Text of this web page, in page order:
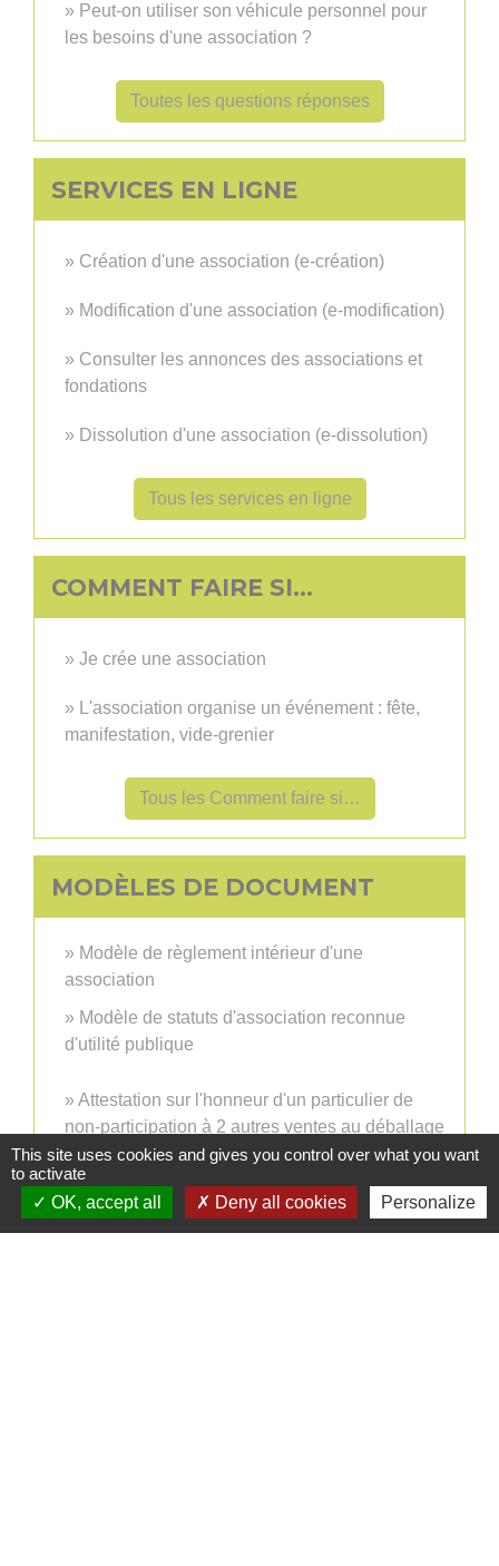
Peut-on utiliser son véhicule personnel pour
les besoins d'une association ?
Toutes les questions réponses
SERVICES EN LIGNE
Création d'une association (e-création)
Modification d'une association (e-modification)
Consulter les annonces des associations et
fondations
Dissolution d'une association (e-dissolution)
Tous les services en ligne
COMMENT FAIRE SI…
Je crée une association
L'association organise un événement : fête,
manifestation, vide-grenier
Tous les Comment faire si…
MODÈLES DE DOCUMENT
Modèle de règlement intérieur d'une
association
Modèle de statuts d'association reconnue
d'utilité publique
Attestation sur l'honneur d'un particulier de
non-participation à 2 autres ventes au déballage
This site uses cookies and gives you control over what you want
to activate
OK, accept all
Deny all cookies Personalize